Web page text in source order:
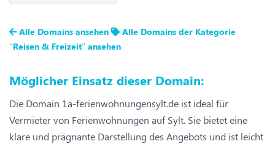
Alle Domains ansehen
Alle Domains der Kategorie
“Reisen & Freizeit” ansehen
Möglicher Einsatz dieser Domain:
Die Domain 1a-ferienwohnungensylt.de ist ideal für
Vermieter von Ferienwohnungen auf Sylt. Sie bietet eine
klare und prägnante Darstellung des Angebots und ist leicht